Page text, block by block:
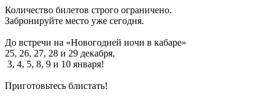
Количество билетов строго ограничено.
Забронируйте место уже сегодня.
До встречи на «Новогодней ночи в кабаре»
25, 26, 27, 28 и 29 декабря,
3, 4, 5, 8, 9 и 10 января!
Приготовьтесь блистать!